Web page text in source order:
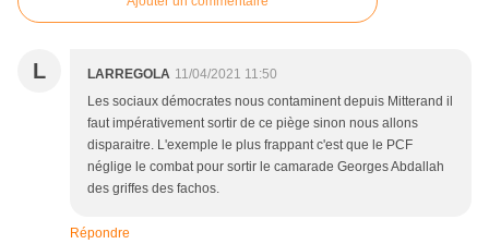
L LARREGOLA 11/04/2021 11:50
Les sociaux démocrates nous contaminent depuis Mitterand il
faut impérativement sortir de ce piège sinon nous allons
disparaitre. L'exemple le plus frappant c'est que le PCF
néglige le combat pour sortir le camarade Georges Abdallah
des griffes des fachos.
Répondre